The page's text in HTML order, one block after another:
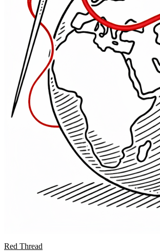
Red Thread